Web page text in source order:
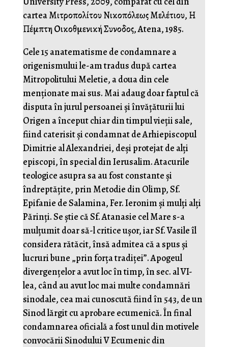
cartea Μιτροπολίτου Νικοπόλεως Μελέτιου, Η
Πέμπτη Οικοθμενική Συνοδος, Atena, 1985.
Cele 15 anatematisme de condamnare a
origenismului le-am tradus după cartea
Mitropolitului Meletie, a doua din cele
menționate mai sus. Mai adaug doar faptul că
disputa în jurul persoanei și învățăturii lui
Origen a început chiar din timpul vieții sale,
fiind caterisit și condamnat de Arhiepiscopul
Dimitrie al Alexandriei, deși protejat de alți
episcopi, în special din Ierusalim. Atacurile
teologice asupra sa au fost constante și
îndreptățite, prin Metodie din Olimp, Sf.
Epifanie de Salamina, Fer. Ieronim și mulți alți
Părinți. Se știe că Sf. Atanasie cel Mare s-a
mulțumit doar să-l critice ușor, iar Sf. Vasile îl
considera rătăcit, însă admitea că a spus și
lucruri bune „prin forța tradiței”. Apogeul
divergențelor a avut loc în timp, în sec. al VI-
lea, când au avut loc mai multe condamnări
sinodale, cea mai cunoscută fiind în 543, de un
Sinod lărgit cu aprobare ecumenică. În final
condamnarea oficială a fost unul din motivele
convocării Sinodului V Ecumenic din